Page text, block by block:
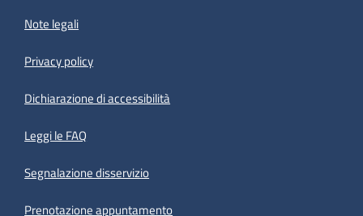
Note legali
Privacy policy
Dichiarazione di accessibilità
Leggi le FAQ
Segnalazione disservizio
Prenotazione appuntamento